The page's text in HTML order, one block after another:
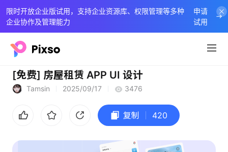
限时开放企业版试用，支持企业资源库、权限管理等多种
企业协作及管理能力
申请
试用
[免费] 房屋租赁 APP UI 设计
Tamsin 2025/09/17 3476
复制 420